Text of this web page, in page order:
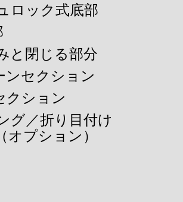
ロック式底部
と閉じる部分
ンセクション
クション
グ／折り目付け
プション）